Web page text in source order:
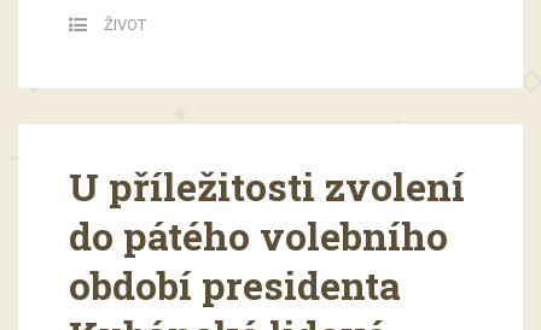
ŽIVOT
U příležitosti zvolení
do pátého volebního
období presidenta